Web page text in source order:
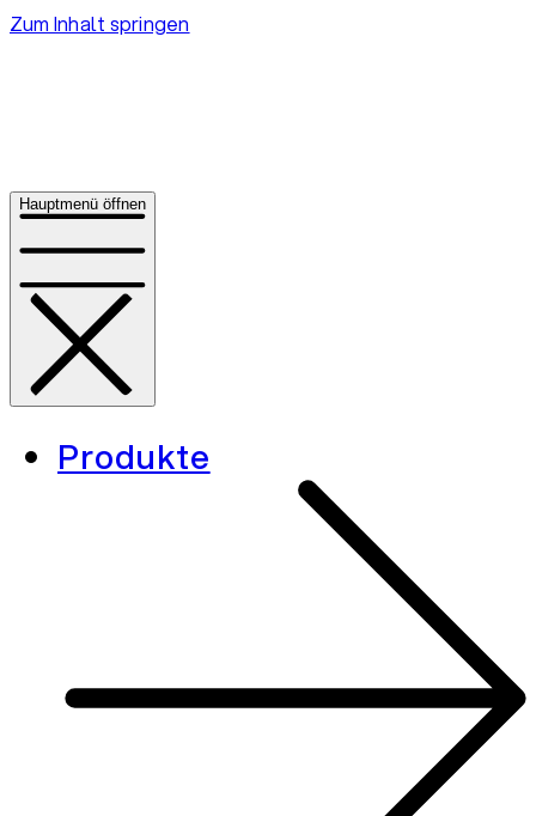
Zum Inhalt springen
Hauptmenü öffnen
Produkte